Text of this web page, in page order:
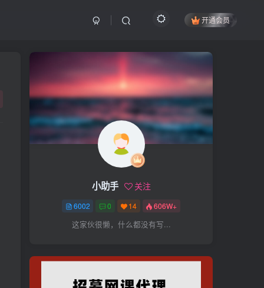
开通会员
开启精彩搜索
热门搜索
抖音 社群
书单
微信视频号
三八哥
电影解说
比高
王炸训练营
黑牛
感情
小助手 关注
6002 0 14 606W+
这家伙很懒，什么都没有写...